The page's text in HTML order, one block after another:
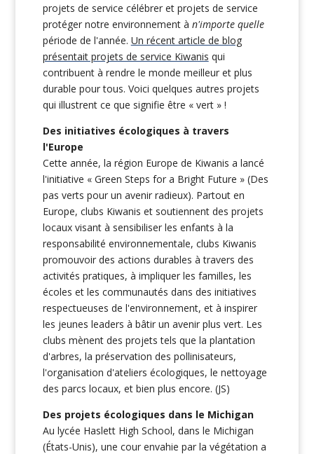
projets de service célébrer et projets de service
protéger notre environnement à n'importe quelle
période de l'année. Un récent article de blog
présentait projets de service Kiwanis qui
contribuent à rendre le monde meilleur et plus
durable pour tous. Voici quelques autres projets
qui illustrent ce que signifie être « vert » !
Des initiatives écologiques à travers
l'Europe
Cette année, la région Europe de Kiwanis a lancé
l'initiative « Green Steps for a Bright Future » (Des
pas verts pour un avenir radieux). Partout en
Europe, clubs Kiwanis et soutiennent des projets
locaux visant à sensibiliser les enfants à la
responsabilité environnementale, clubs Kiwanis
promouvoir des actions durables à travers des
activités pratiques, à impliquer les familles, les
écoles et les communautés dans des initiatives
respectueuses de l'environnement, et à inspirer
les jeunes leaders à bâtir un avenir plus vert. Les
clubs mènent des projets tels que la plantation
d'arbres, la préservation des pollinisateurs,
l'organisation d'ateliers écologiques, le nettoyage
des parcs locaux, et bien plus encore. (JS)
Des projets écologiques dans le Michigan
Au lycée Haslett High School, dans le Michigan
(États-Unis), une cour envahie par la végétation a